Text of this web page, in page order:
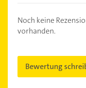
Noch keine
vorhanden.
Bewertung